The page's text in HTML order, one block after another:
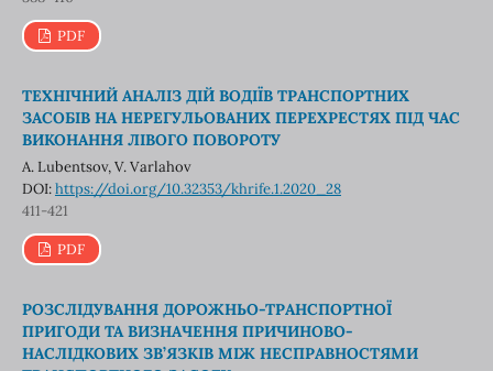
PDF
ТЕХНІЧНИЙ АНАЛІЗ ДІЙ ВОДІЇВ ТРАНСПОРТНИХ
ЗАСОБІВ НА НЕРЕГУЛЬОВАНИХ ПЕРЕХРЕСТЯХ ПІД ЧАС
ВИКОНАННЯ ЛІВОГО ПОВОРОТУ
A. Lubentsov, V. Varlahov
DOI:https://doi.org/10.32353/khrife.1.2020_28
411-421
PDF
РОЗСЛІДУВАННЯ ДОРОЖНЬО-ТРАНСПОРТНОЇ
ПРИГОДИ ТА ВИЗНАЧЕННЯ ПРИЧИНОВО-
НАСЛІДКОВИХ ЗВ’ЯЗКІВ МІЖ НЕСПРАВНОСТЯМИ